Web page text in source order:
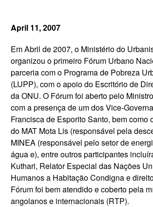
April 11, 2007
Em Abril de 2007, o Ministério do
organizou o primeiro Fórum Urbano
parceria com o Programa de Pobreza
(LUPP), com o apoio do Escritório de
da ONU. O Fórum foi aberto pelo
com a presença de um dos Vice-
Francisca de Esporito Santo, bem como
do MAT Mota Lis (responsável pela
MINEA (responsável pelo setor de
água e), entre outros participantes
Kuthari, Relator Especial das Nações
Humanos a Habitação Condigna e
Fórum foi bem atendido e coberto pela
angolanos e internacionais (RTP).